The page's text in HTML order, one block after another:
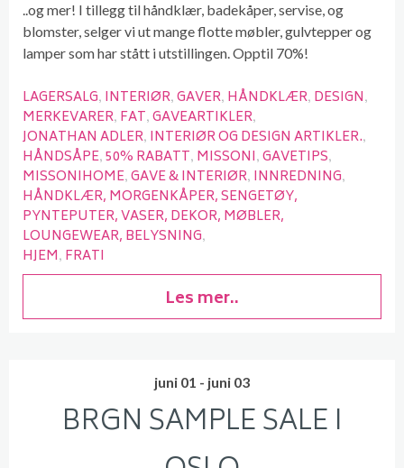
..og mer! I tillegg til håndklær, badekåper, servise, og
blomster, selger vi ut mange flotte møbler, gulvtepper og
lamper som har stått i utstillingen. Opptil 70%!
LAGERSALG INTERIØR GAVER HÅNDKLÆR DESIGN
MERKEVARER FAT GAVEARTIKLER
JONATHAN ADLER INTERIØR OG DESIGN ARTIKLER.
HÅNDSÅPE 50% RABATT MISSONI GAVETIPS
MISSONIHOME GAVE & INTERIØR INNREDNING
HÅNDKLÆR, MORGENKÅPER, SENGETØY,
PYNTEPUTER, VASER, DEKOR, MØBLER,
LOUNGEWEAR, BELYSNING
HJEM FRATI
Les mer..
juni 01 - juni 03
BRGN SAMPLE SALE I